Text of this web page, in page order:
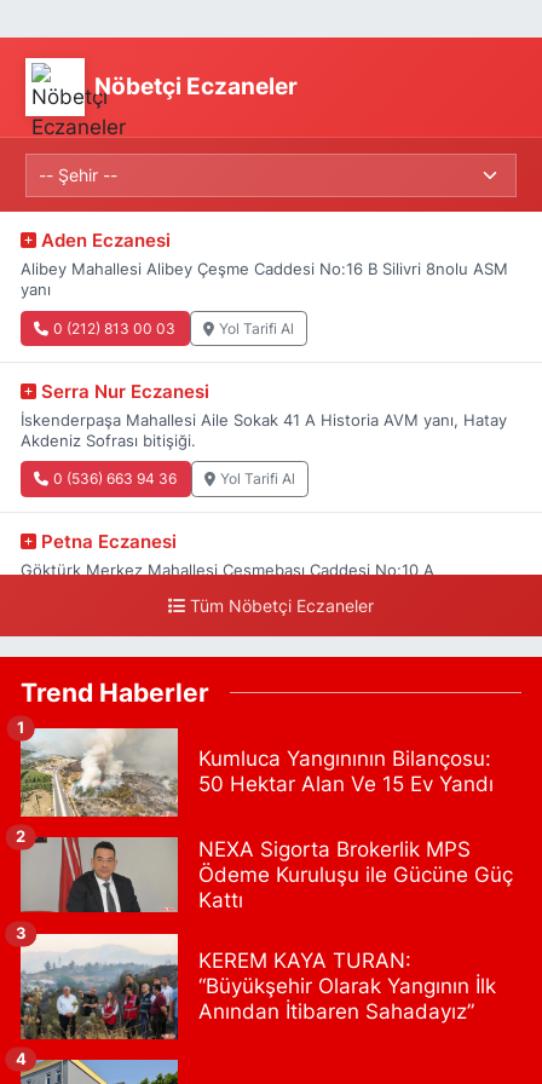
Nöbetçi Eczaneler
Aden Eczanesi
Alibey Mahallesi Alibey Çeşme Caddesi No:16 B Silivri 8nolu ASM
yanı
0 (212) 813 00 03 Yol Tarifi Al
Serra Nur Eczanesi
İskenderpaşa Mahallesi Aile Sokak 41 A Historia AVM yanı, Hatay
Akdeniz Sofrası bitişiği.
0 (536) 663 94 36 Yol Tarifi Al
Petna Eczanesi
Göktürk Merkez Mahallesi Çeşmebaşı Caddesi No:10 A
0 (212) 360 18 23 Yol Tarifi Al
Karlıktepe Mahallesi Soğanlık Caddesi No:34 A
0 (216) 504 24 53
Bulvar Eczanesi
Ahmet Yesevi Mahallesi Abbas Medeni Sokak 17 A Çiftlik
köprüsünü geçtikten sonra Harman Mobilya arkası, Tulumba
mevki, ECZANELER BÖLGESİ (GÜNEŞ, BULVAR, ÇİĞDEM, DEVA
ECZANELERİ) eski gazi sağlık o
0 (216) 208 59 51
Halıcıoğlu Eczanesi
Halıcıoğlu Mahallesi Tunç Sokak 1 A Çıksalın,Alev Ofluoğlu Semt
Konağı yanı
Tüm Nöbetçi Eczaneler
Trend Haberler
Kumluca Yangınının Bilançosu:
50 Hektar Alan Ve 15 Ev Yandı
1
NEXA Sigorta Brokerlik MPS
Ödeme Kuruluşu ile Gücüne Güç
Kattı
2
KEREM KAYA TURAN:
“Büyükşehir Olarak Yangının İlk
Anından İtibaren Sahadayız”
3
4